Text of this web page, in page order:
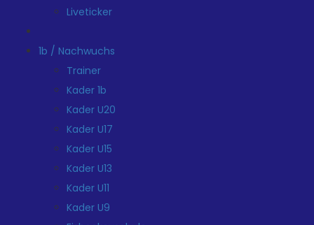
Liveticker
1b / Nachwuchs
Trainer
Kader 1b
Kader U20
Kader U17
Kader U15
Kader U13
Kader U11
Kader U9